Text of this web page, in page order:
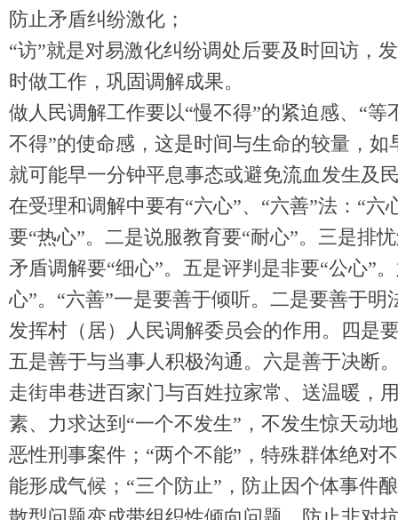
防止矛盾纠纷激化；
“访”就是对易激化纠纷调处后要及时回访，
时做工作，巩固调解成果。
做人民调解工作要以“慢不得”的紧迫感、“等
不得”的使命感，这是时间与生命的较量，如
就可能早一分钟平息事态或避免流血发生及
在受理和调解中要有“六心”、“六善”法：“六
要“热心”。二是说服教育要“耐心”。三是排
矛盾调解要“细心”。五是评判是非要“公心”
心”。“六善”一是要善于倾听。二是要善于明
发挥村（居）人民调解委员会的作用。四是
五是善于与当事人积极沟通。六是善于决断
走街串巷进百家门与百姓拉家常、送温暖，
素、力求达到“一个不发生”，不发生惊天动
恶性刑事案件；“两个不能”，特殊群体绝对
能形成气候；“三个防止”，防止因个体事件